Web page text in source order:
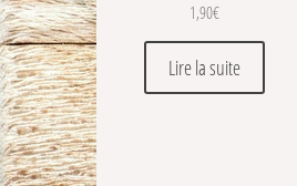
1,90€
Lire la suite